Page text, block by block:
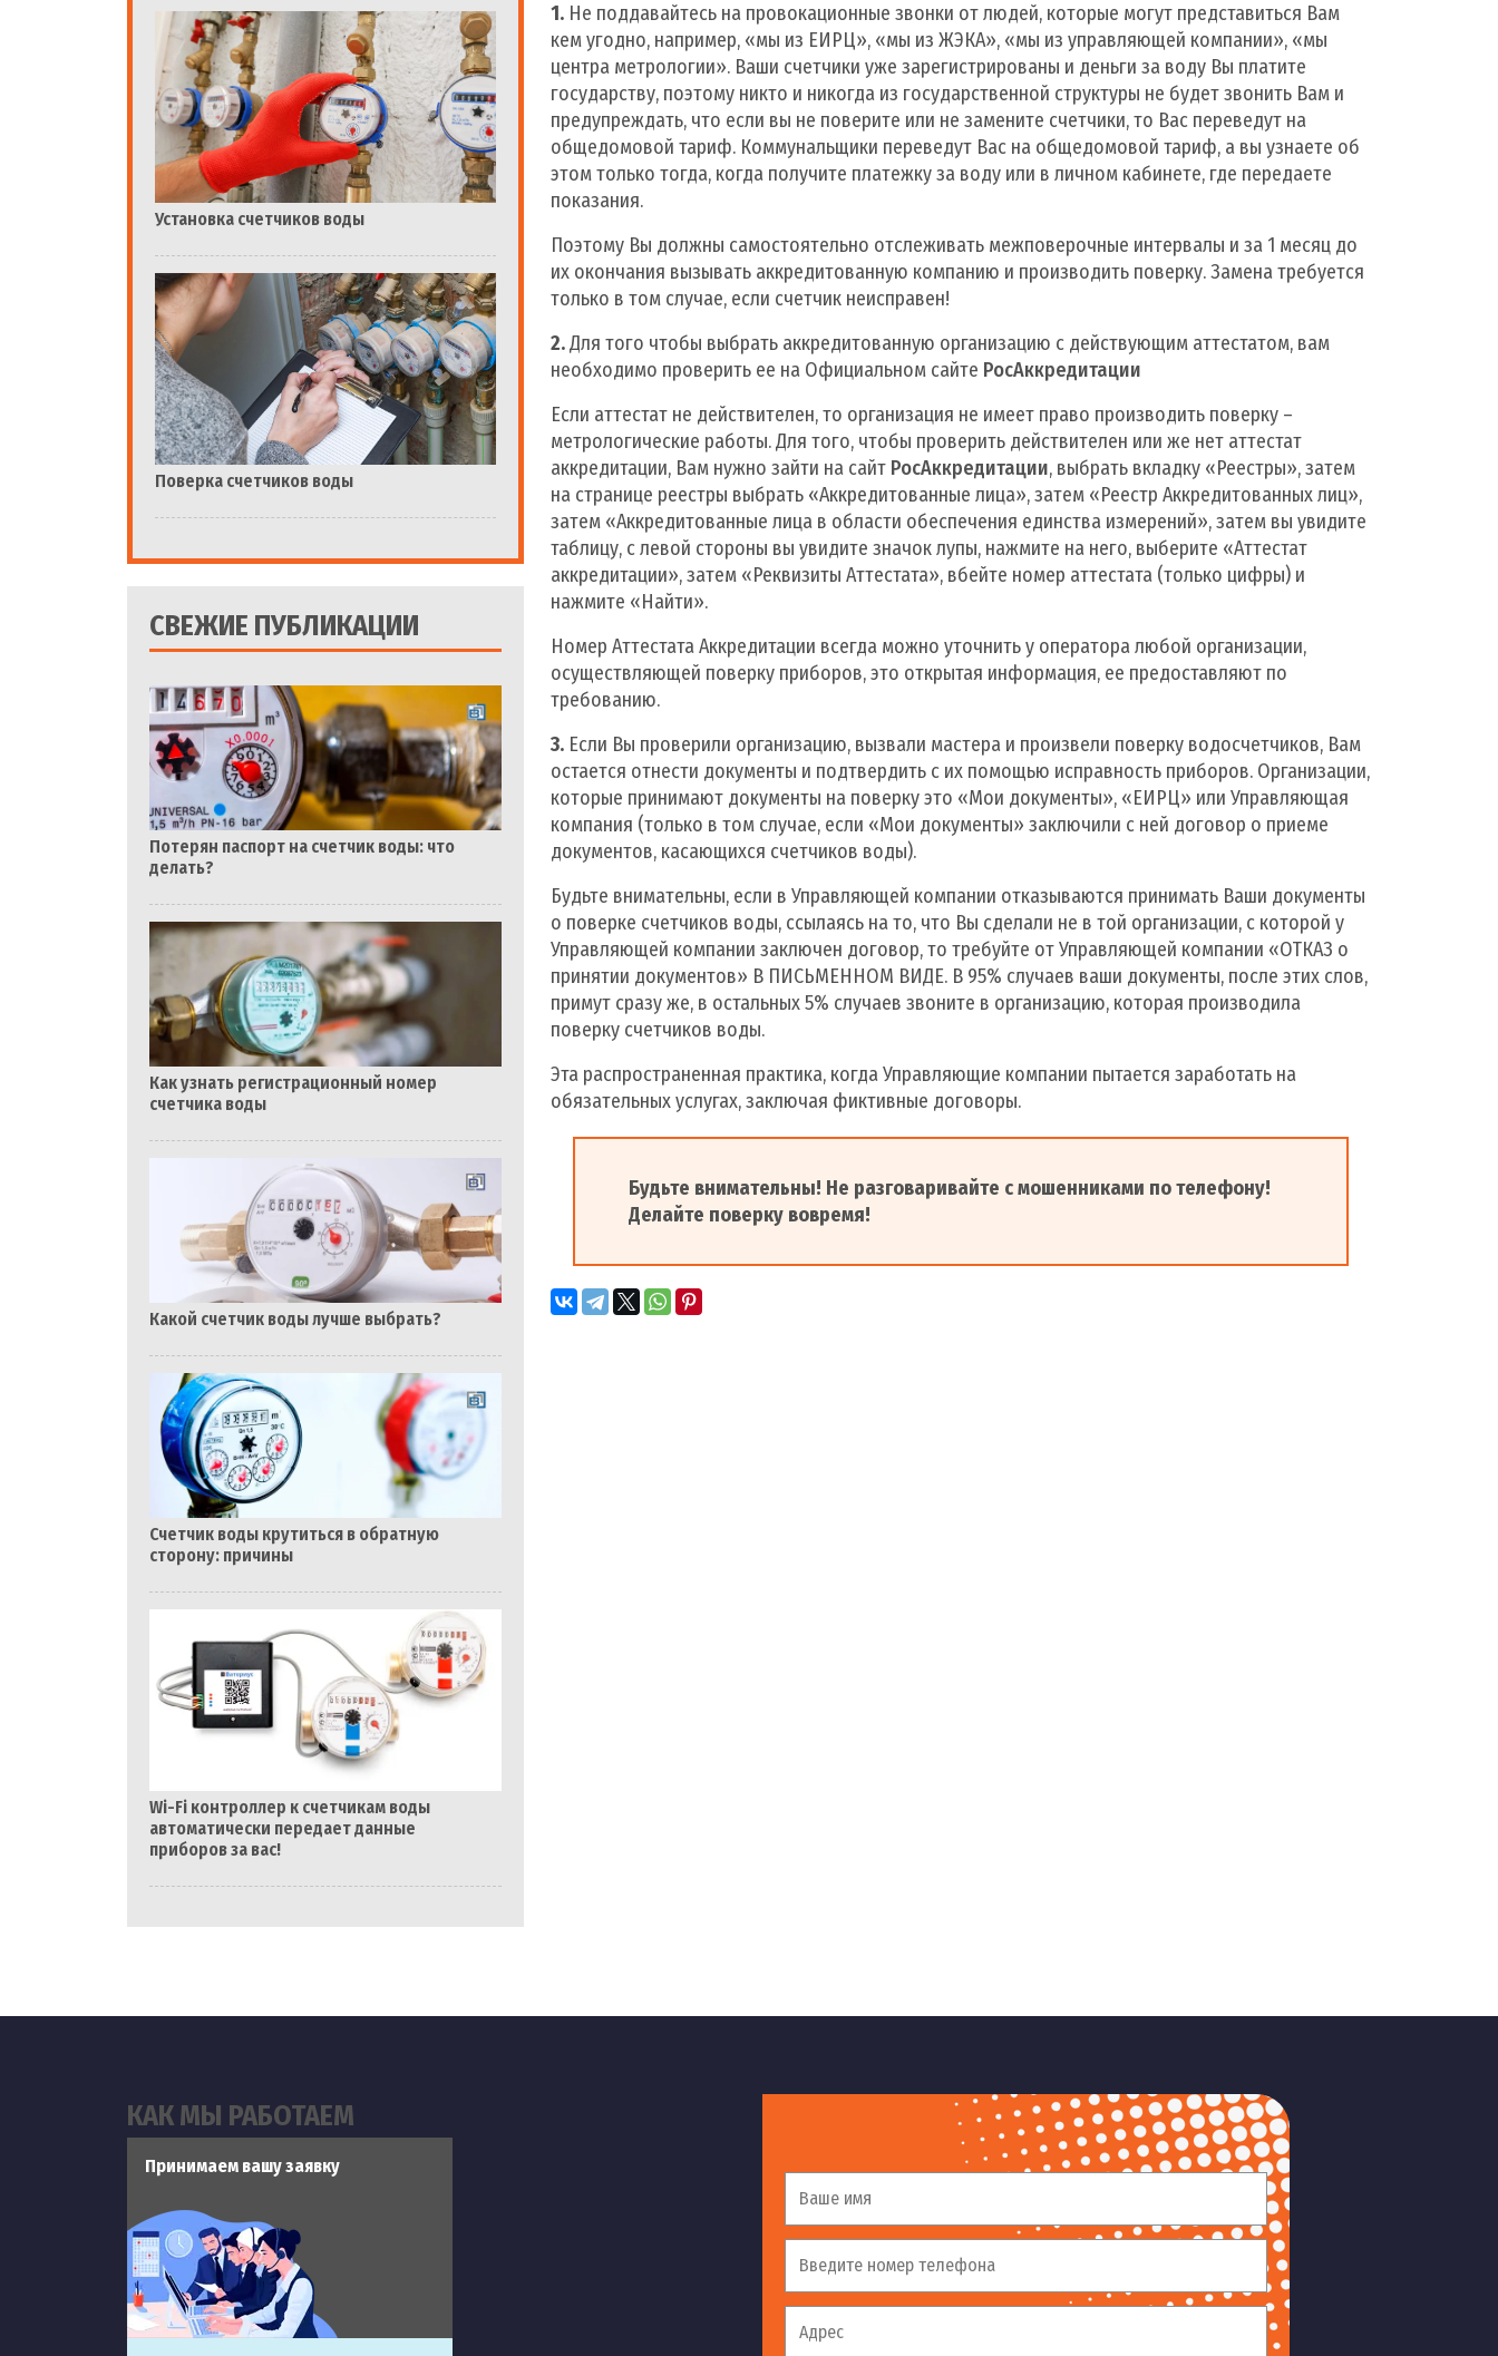
Установка счетчиков воды
Поверка счетчиков воды
СВЕЖИЕ ПУБЛИКАЦИИ
Потерян паспорт на счетчик воды: что
делать?
Как узнать регистрационный номер
счетчика воды
Какой счетчик воды лучше выбрать?
Счетчик воды крутиться в обратную
сторону: причины
Wi-Fi контроллер к счетчикам воды
автоматически передает данные
приборов за вас!
1. Не поддавайтесь на провокационные звонки от людей, которые могут представиться Вам
кем угодно, например, «мы из ЕИРЦ», «мы из ЖЭКА», «мы из управляющей компании», «мы
центра метрологии». Ваши счетчики уже зарегистрированы и деньги за воду Вы платите
государству, поэтому никто и никогда из государственной структуры не будет звонить Вам и
предупреждать, что если вы не поверите или не замените счетчики, то Вас переведут на
общедомовой тариф. Коммунальщики переведут Вас на общедомовой тариф, а вы узнаете об
этом только тогда, когда получите платежку за воду или в личном кабинете, где передаете
показания.
Поэтому Вы должны самостоятельно отслеживать межповерочные интервалы и за 1 месяц до
их окончания вызывать аккредитованную компанию и производить поверку. Замена требуется
только в том случае, если счетчик неисправен!
2.Для того чтобы выбрать аккредитованную организацию с действующим аттестатом, вам
необходимо проверить ее на Официальном сайте РосАккредитации
Если аттестат не действителен, то организация не имеет право производить поверку –
метрологические работы. Для того, чтобы проверить действителен или же нет аттестат
аккредитации, Вам нужно зайти на сайт РосАккредитации, выбрать вкладку «Реестры», затем
на странице реестры выбрать «Аккредитованные лица», затем «Реестр Аккредитованных лиц»,
затем «Аккредитованные лица в области обеспечения единства измерений», затем вы увидите
таблицу, с левой стороны вы увидите значок лупы, нажмите на него, выберите «Аттестат
аккредитации», затем «Реквизиты Аттестата», вбейте номер аттестата (только цифры) и
нажмите «Найти».
Номер Аттестата Аккредитации всегда можно уточнить у оператора любой организации,
осуществляющей поверку приборов, это открытая информация, ее предоставляют по
требованию.
3. Если Вы проверили организацию, вызвали мастера и произвели поверку водосчетчиков, Вам
остается отнести документы и подтвердить с их помощью исправность приборов. Организации,
которые принимают документы на поверку это «Мои документы», «ЕИРЦ» или Управляющая
компания (только в том случае, если «Мои документы» заключили с ней договор о приеме
документов, касающихся счетчиков воды).
Будьте внимательны, если в Управляющей компании отказываются принимать Ваши документы
о поверке счетчиков воды, ссылаясь на то, что Вы сделали не в той организации, с которой у
Управляющей компании заключен договор, то требуйте от Управляющей компании «ОТКАЗ о
принятии документов» В ПИСЬМЕННОМ ВИДЕ. В 95% случаев ваши документы, после этих слов,
примут сразу же, в остальных 5% случаев звоните в организацию, которая производила
поверку счетчиков воды.
Эта распространенная практика, когда Управляющие компании пытается заработать на
обязательных услугах, заключая фиктивные договоры.
Будьте внимательны! Не разговаривайте с мошенниками по телефону!
Делайте поверку вовремя!
КАК МЫ РАБОТАЕМ
Принимаем вашу заявку